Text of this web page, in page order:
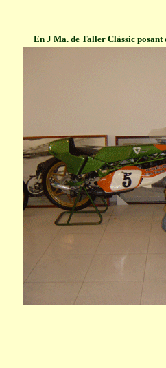
En J Ma. de Taller Clàssic